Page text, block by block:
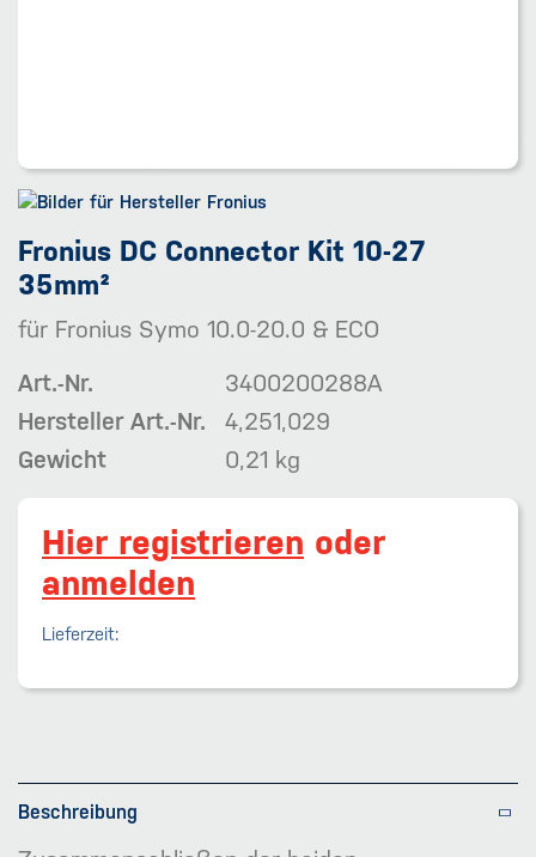
Fronius DC Connector Kit 10-27
35mm²
für Fronius Symo 10.0-20.0 & ECO
Art.-Nr.
3400200288A
Hersteller Art.-Nr.
4,251,029
Gewicht
0,21 kg
Hier registrieren oder
anmelden
Lieferzeit:
Beschreibung